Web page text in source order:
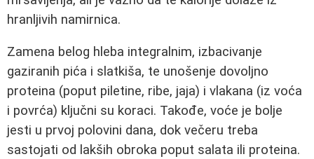
hranljivih namirnica.
Zamena belog hleba integralnim, izbacivanje
gaziranih pića i slatkiša, te unošenje dovoljno
proteina (poput piletine, ribe, jaja) i vlakana (iz voća
i povrća) ključni su koraci. Takođe, voće je bolje
jesti u prvoj polovini dana, dok večeru treba
sastojati od lakših obroka poput salata ili proteina.